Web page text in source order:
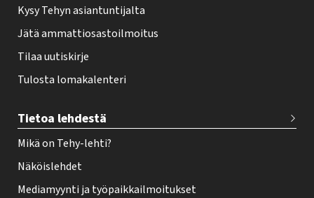
Kysy Tehyn asiantuntijalta
Jätä ammattiosastoilmoitus
Tilaa uutiskirje
Tulosta lomakalenteri
Tietoa lehdestä
Mikä on Tehy-lehti?
Näköislehdet
Mediamyynti ja työpaikkailmoitukset